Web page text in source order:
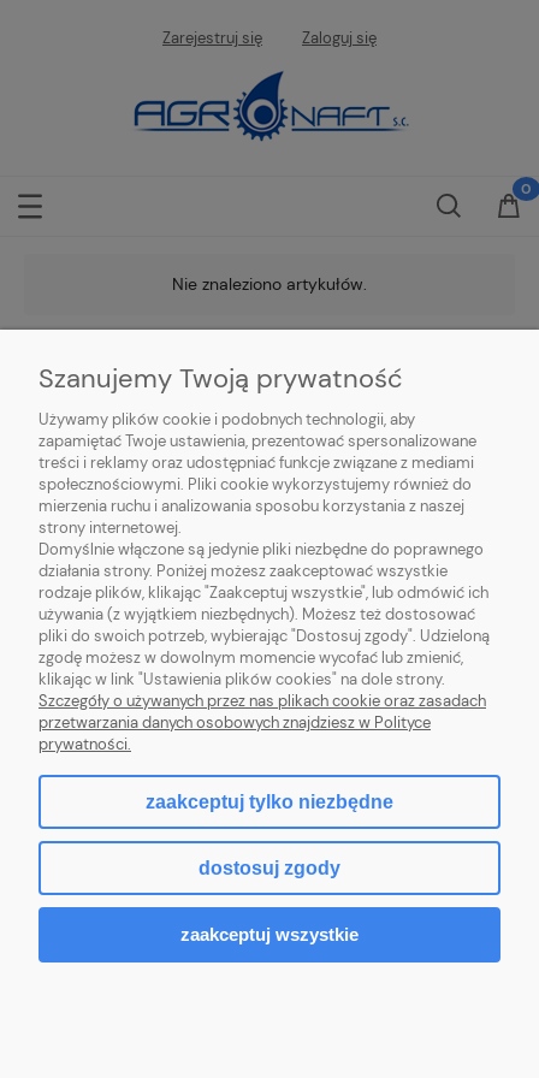
Zarejestruj się Zaloguj się
Nie znaleziono artykułów.
O NAS
OBSŁUGA KLIENTA
POMOC
MOJE KONTO
Sklep internetowy Shoper.pl
Szanujemy Twoją prywatność
Używamy plików cookie i podobnych technologii, aby
zapamiętać Twoje ustawienia, prezentować spersonalizowane
treści i reklamy oraz udostępniać funkcje związane z mediami
społecznościowymi. Pliki cookie wykorzystujemy również do
mierzenia ruchu i analizowania sposobu korzystania z naszej
strony internetowej.
Domyślnie włączone są jedynie pliki niezbędne do poprawnego
działania strony. Poniżej możesz zaakceptować wszystkie
rodzaje plików, klikając "Zaakceptuj wszystkie", lub odmówić ich
używania (z wyjątkiem niezbędnych). Możesz też dostosować
pliki do swoich potrzeb, wybierając "Dostosuj zgody". Udzieloną
zgodę możesz w dowolnym momencie wycofać lub zmienić,
klikając w link "Ustawienia plików cookies" na dole strony.
Szczegóły o używanych przez nas plikach cookie oraz zasadach
przetwarzania danych osobowych znajdziesz w Polityce
prywatności.
zaakceptuj tylko niezbędne
dostosuj zgody
zaakceptuj wszystkie